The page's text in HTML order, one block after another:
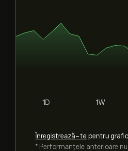
1D 1W
Înregistrează-te pentru
* Performanțele anterioare